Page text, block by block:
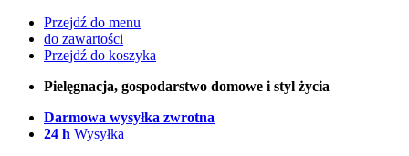
Przejdź do menu
do zawartości
Przejdź do koszyka
Pielęgnacja, gospodarstwo domowe i styl życia
Darmowa wysyłka zwrotna
24 h Wysyłka